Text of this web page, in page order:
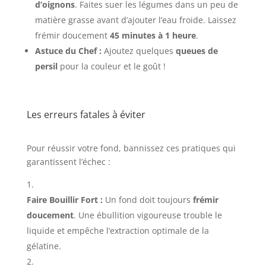
d’oignons. Faites suer les légumes dans un peu de
matière grasse avant d’ajouter l’eau froide. Laissez
frémir doucement 45 minutes à 1 heure.
Astuce du Chef : Ajoutez quelques queues de
persilpour la couleur et le goût !
Les erreurs fatales à éviter
Pour réussir votre fond, bannissez ces pratiques qui
garantissent l’échec :
Faire Bouillir Fort : Un fond doit toujours frémir
doucement. Une ébullition vigoureuse trouble le
liquide et empêche l’extraction optimale de la
gélatine.